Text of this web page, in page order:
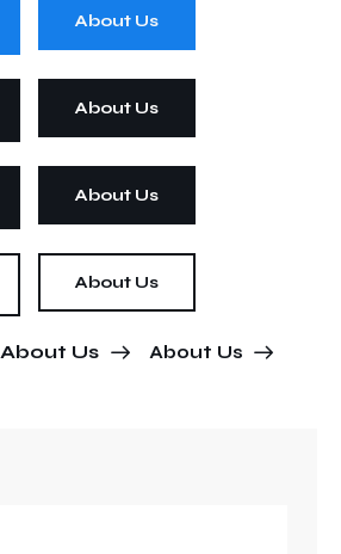
About Us
About Us
About Us
About Us
About Us About Us